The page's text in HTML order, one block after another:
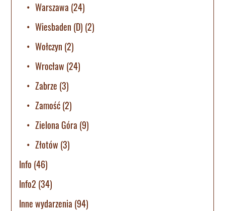
Warszawa (24)
Wiesbaden (D) (2)
Wołczyn (2)
Wrocław (24)
Zabrze (3)
Zamość(2)
Zielona Góra (9)
Złotów (3)
Info (46)
Info2 (34)
Inne wydarzenia (94)